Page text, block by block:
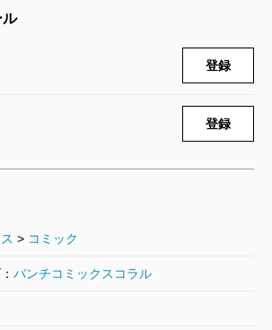
04/09
円
ル
登録
登録
> コミック
バンチコミックスコラル